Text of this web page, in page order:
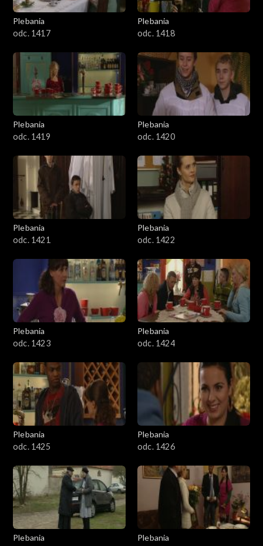
Plebania
odc. 1417
Plebania
odc. 1418
Plebania
odc. 1419
Plebania
odc. 1420
Plebania
odc. 1421
Plebania
odc. 1422
Plebania
odc. 1423
Plebania
odc. 1424
Plebania
odc. 1425
Plebania
odc. 1426
Plebania
Plebania